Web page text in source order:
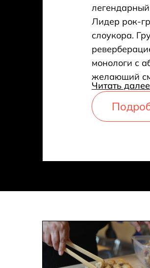
Лидер рок-
слоукора.
монологи с
желающий
открытой
Читать далее